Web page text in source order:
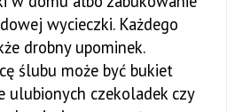
wycieczki. Każdego
drobny upominek.
ślubu może być bukiet
ulubionych czekoladek czy